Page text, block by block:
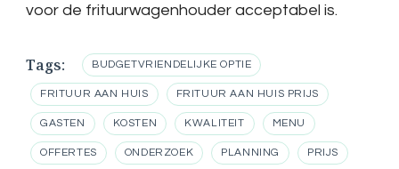
voor de frituurwagenhouder acceptabel is.
Tags: BUDGETVRIENDELIJKE OPTIE
FRITUUR AAN HUIS FRITUUR AAN HUIS PRIJS
GASTEN KOSTEN KWALITEIT MENU
OFFERTES ONDERZOEK PLANNING PRIJS